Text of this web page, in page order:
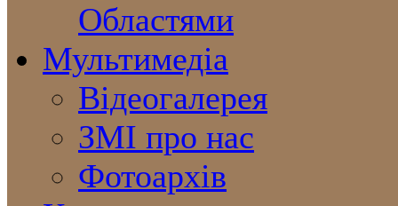
Областями
Мультимедіа
Відеогалерея
ЗМІ про нас
Фотоархів